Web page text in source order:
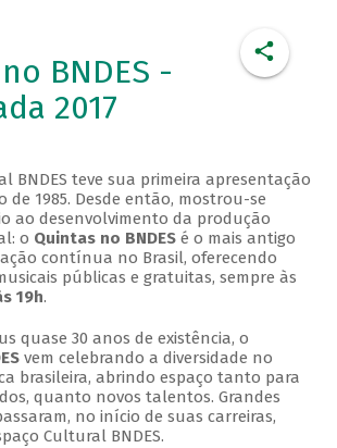
BNDES -
2017
BNDES teve sua primeira apresentação
de 1985. Desde então, mostrou-se
ao desenvolvimento da produção
o Quintas no BNDESé o mais antigo
contínua no Brasil, oferecendo
públicas e gratuitas, sempre às
19h.
quase 30 anos de existência, o
vem celebrando a diversidade no
brasileira, abrindo espaço tanto para
quanto novos talentos. Grandes
no início de suas carreiras,
Cultural BNDES.